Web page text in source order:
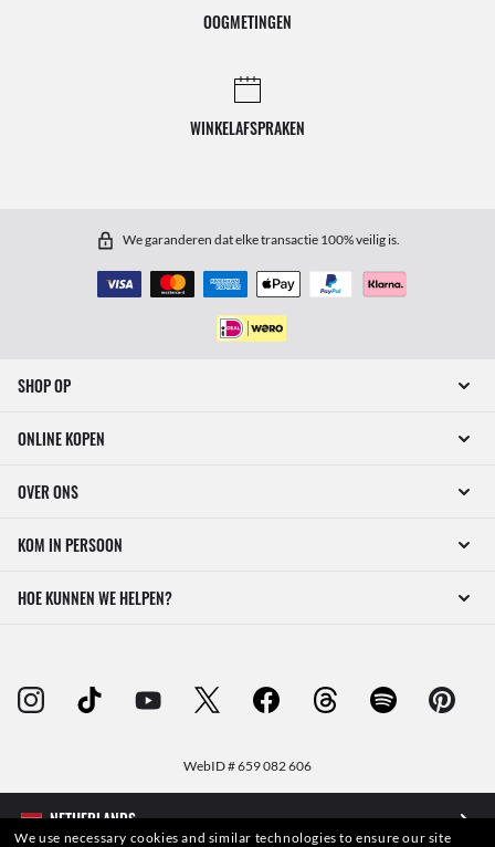
OOGMETINGEN
WINKELAFSPRAKEN
We garanderen dat elke transactie 100% veilig is.
SHOP OP
ONLINE KOPEN
OVER ONS
KOM IN PERSOON
HOE KUNNEN WE HELPEN?
WebID #659 082 606
We use necessary cookies and similar technologies to ensure our site